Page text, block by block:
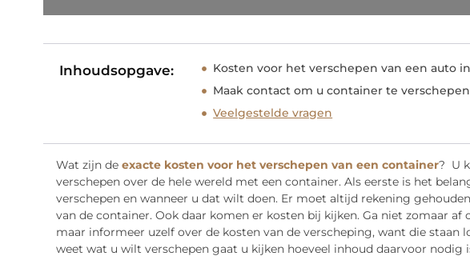
Inhoudsopgave:
Kosten voor het verschepen van een auto
Maak contact om u container te
Veelgestelde vragen
Wat zijn de exacte kosten voor het verschepen van een container? U
verschepen over de hele wereld met een container. Als eerste is het
verschepen en wanneer u dat wilt doen. Er moet altijd rekening
van de container. Ook daar komen er kosten bij kijken. Ga niet zomaar af
maar informeer uzelf over de kosten van de verscheping, want die staan
weet wat u wilt verschepen gaat u kijken hoeveel inhoud daarvoor nodig